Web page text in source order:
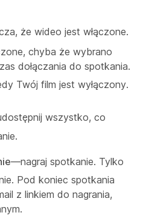
że wideo jest włączone.
chyba że wybrano
dołączania do spotkania.
Twój film jest wyłączony.
wszystko, co
—nagraj spotkanie. Tylko
Pod koniec spotkania
z linkiem do nagrania,